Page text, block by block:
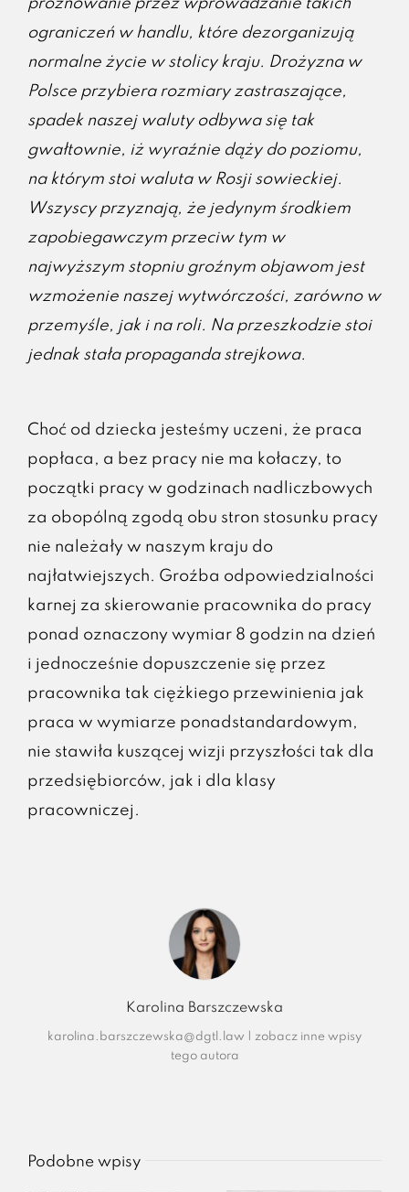
próżnowanie przez wprowadzanie takich
ograniczeń w handlu, które dezorganizują
normalne życie w stolicy kraju. Drożyzna w
Polsce przybiera rozmiary zastraszające,
spadek naszej waluty odbywa się tak
gwałtownie, iż wyraźnie dąży do poziomu,
na którym stoi waluta w Rosji sowieckiej.
Wszyscy przyznają, że jedynym środkiem
zapobiegawczym przeciw tym w
najwyższym stopniu groźnym objawom jest
wzmożenie naszej wytwórczości, zarówno w
przemyśle, jak i na roli. Na przeszkodzie stoi
jednak stała propaganda strejkowa.
Choć od dziecka jesteśmy uczeni, że praca
popłaca, a bez pracy nie ma kołaczy, to
początki pracy w godzinach nadliczbowych
za obopólną zgodą obu stron stosunku pracy
nie należały w naszym kraju do
najłatwiejszych. Groźba odpowiedzialności
karnej za skierowanie pracownika do pracy
ponad oznaczony wymiar 8 godzin na dzień
i jednocześnie dopuszczenie się przez
pracownika tak ciężkiego przewinienia jak
praca w wymiarze ponadstandardowym,
nie stawiła kuszącej wizji przyszłości tak dla
przedsiębiorców, jak i dla klasy
pracowniczej.
Karolina Barszczewska
karolina.barszczewska@dgtl.law
zobacz inne wpisy
tego autora
Podobne wpisy